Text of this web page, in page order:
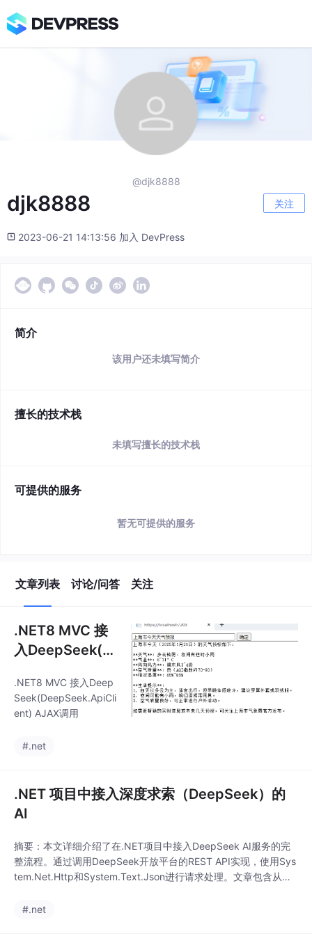
@djk8888
djk8888 关注
2023-06-21 14:13:56 加入 DevPress
简介
该用户还未填写简介
擅长的技术栈
未填写擅长的技术栈
可提供的服务
暂无可提供的服务
文章列表 讨论/问答 关注
.NET8 MVC 接
入DeepSeek(D
ent) AJAX调用
.NET8 MVC 接入Deep
Seek(DeepSeek.ApiCli
ent) AJAX调用
#.net
.NET 项目中接入深度求索（DeepSeek）的
AI
摘要：本文详细介绍了在.NET项目中接入DeepSeek AI服务的完
整流程。通过调用DeepSeek开放平台的REST API实现，使用Sys
tem.Net.Http和System.Text.Json进行请求处理。文章包含从获
求模型构建、JSON序列化配置、鉴权方式等核心内容，并提供了
#.net